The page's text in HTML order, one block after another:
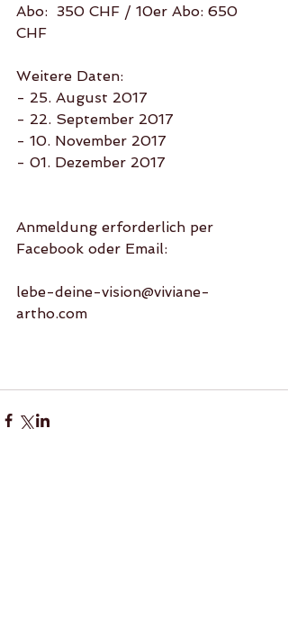
Abo:  350 CHF / 10er Abo: 650
CHF
Weitere Daten:
- 25. August 2017
- 22. September 2017
- 10. November 2017
- 01. Dezember 2017
Anmeldung erforderlich per
Facebook oder Email:
lebe-deine-vision@viviane-
artho.com